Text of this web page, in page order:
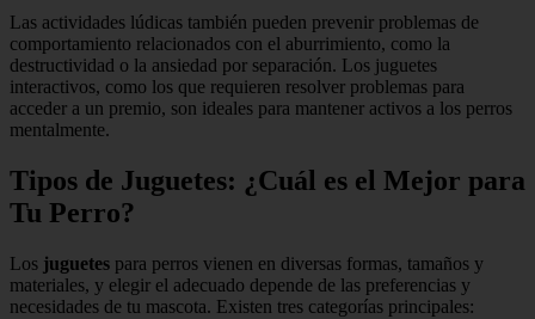
Las actividades lúdicas también pueden prevenir problemas de
comportamiento relacionados con el aburrimiento, como la
destructividad o la ansiedad por separación. Los juguetes
interactivos, como los que requieren resolver problemas para
acceder a un premio, son ideales para mantener activos a los perros
mentalmente.
Tipos de Juguetes: ¿Cuál es el Mejor para
Tu Perro?
Los juguetes para perros vienen en diversas formas, tamaños y
materiales, y elegir el adecuado depende de las preferencias y
necesidades de tu mascota. Existen tres categorías principales: